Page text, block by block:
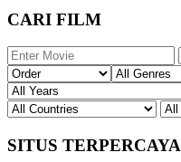
CARI FILM
SITUS TERPERCAYA